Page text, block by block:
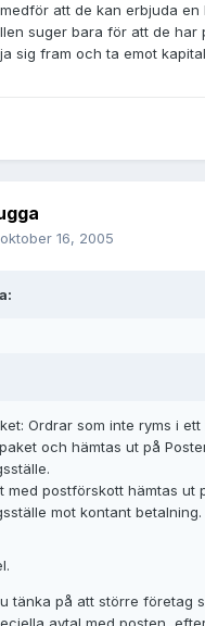
att de kan erbjuda
suger bara för att de har
sig fram och ta emot
oktober 16, 2005
Ordrar som inte ryms i
och hämtas ut på
med postförskott hämtas ut
mot kontant betalning.
tänka på att större företag